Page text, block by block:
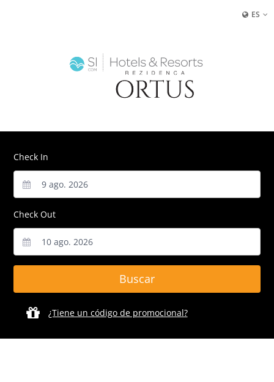
ES
Check In
Check Out
¿Tiene un código de promocional?